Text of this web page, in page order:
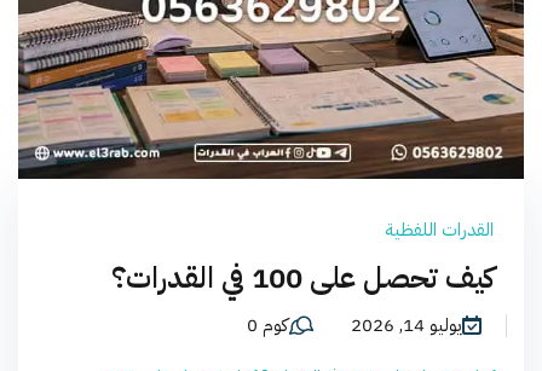
القدرات اللفظية
كيف تحصل على 100 في القدرات؟
يوليو 14, 2026
كوم 0